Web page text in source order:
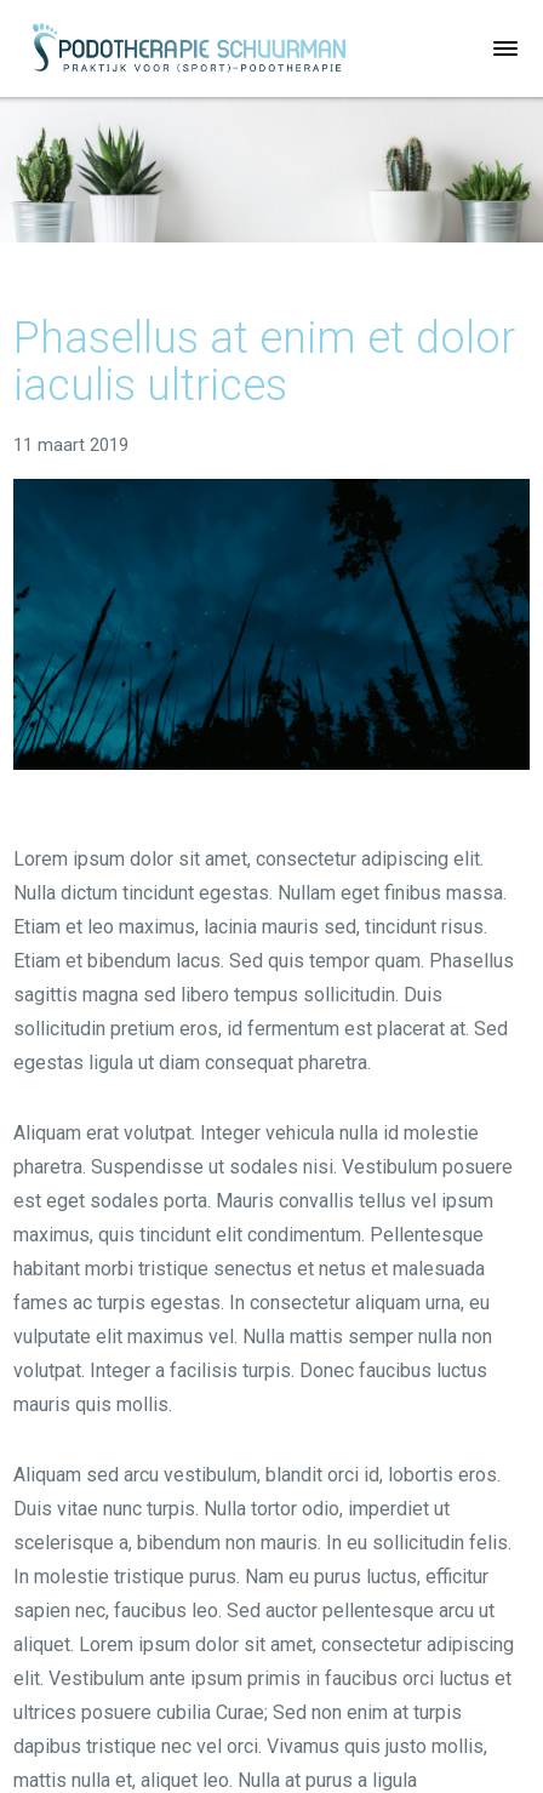
Phasellus at enim et dolor
iaculis ultrices
11 maart 2019
Lorem ipsum dolor sit amet, consectetur adipiscing elit.
Nulla dictum tincidunt egestas. Nullam eget finibus massa.
Etiam et leo maximus, lacinia mauris sed, tincidunt risus.
Etiam et bibendum lacus. Sed quis tempor quam. Phasellus
sagittis magna sed libero tempus sollicitudin. Duis
sollicitudin pretium eros, id fermentum est placerat at. Sed
egestas ligula ut diam consequat pharetra.
Aliquam erat volutpat. Integer vehicula nulla id molestie
pharetra. Suspendisse ut sodales nisi. Vestibulum posuere
est eget sodales porta. Mauris convallis tellus vel ipsum
maximus, quis tincidunt elit condimentum. Pellentesque
habitant morbi tristique senectus et netus et malesuada
fames ac turpis egestas. In consectetur aliquam urna, eu
vulputate elit maximus vel. Nulla mattis semper nulla non
volutpat. Integer a facilisis turpis. Donec faucibus luctus
mauris quis mollis.
Aliquam sed arcu vestibulum, blandit orci id, lobortis eros.
Duis vitae nunc turpis. Nulla tortor odio, imperdiet ut
scelerisque a, bibendum non mauris. In eu sollicitudin felis.
In molestie tristique purus. Nam eu purus luctus, efficitur
sapien nec, faucibus leo. Sed auctor pellentesque arcu ut
aliquet. Lorem ipsum dolor sit amet, consectetur adipiscing
elit. Vestibulum ante ipsum primis in faucibus orci luctus et
ultrices posuere cubilia Curae; Sed non enim at turpis
dapibus tristique nec vel orci. Vivamus quis justo mollis,
mattis nulla et, aliquet leo. Nulla at purus a ligula